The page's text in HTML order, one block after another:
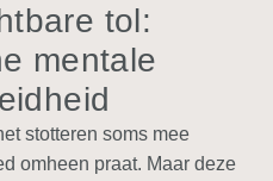
tol:
mentale
stotteren soms mee
omheen praat. Maar deze